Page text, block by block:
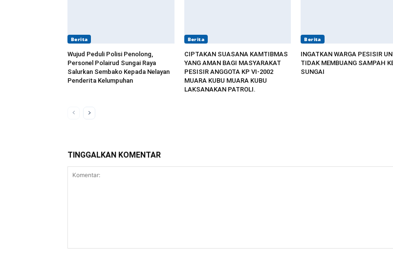
Berita
Wujud Peduli Polisi Penolong,
Personel Polairud Sungai Raya
Salurkan Sembako Kepada Nelayan
Penderita Kelumpuhan
Berita
CIPTAKAN SUASANA KAMTIBMAS
YANG AMAN BAGI MASYARAKAT
PESISIR ANGGOTA KP VI-2002
MUARA KUBU MUARA KUBU
LAKSANAKAN PATROLI.
Berita
INGATKAN WARGA PESISIR
TIDAK MEMBUANG SAMPAH
SUNGAI
TINGGALKAN KOMENTAR